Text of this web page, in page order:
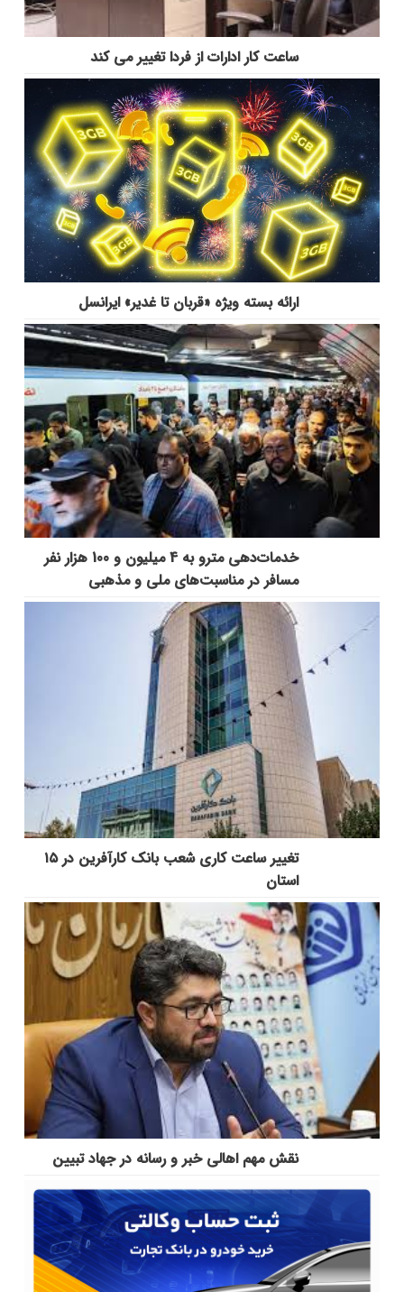
ساعت کار ادارات از فردا تغییر می کند
ارائه بسته ویژه «قربان تا غدیر» ایرانسل
خدمات‌دهي مترو به 4 ميليون و 100 هزار نفر
مسافر در مناسبت‌هاي ملي و مذهبي
تغییر ساعت کاری شعب بانک کارآفرین در ۱۵
استان
نقش مهم اهالی خبر و رسانه در جهاد تبیین